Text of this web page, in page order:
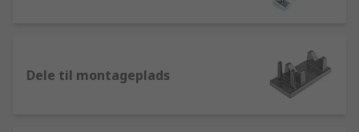
Dele til montageplads